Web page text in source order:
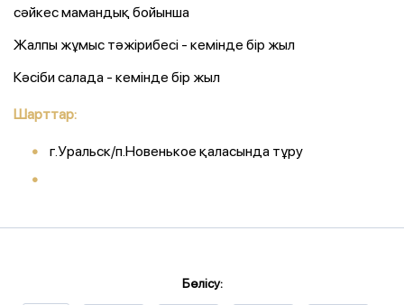
сәйкес мамандық бойынша
Жалпы жұмыс тәжірибесі - кемінде бір жыл
Кәсіби салада - кемінде бір жыл
Шарттар:
г.Уральск/п.Новенькое қаласында тұру
Бөлісу: